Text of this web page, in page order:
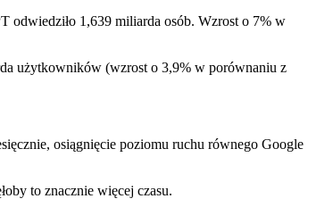
1,639 miliarda osób. Wzrost o 7% w
użytkowników (wzrost o 3,9% w porównaniu z
osiągnięcie poziomu ruchu równego Google
to znacznie więcej czasu.